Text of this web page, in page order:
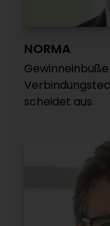
NORMA
scheidet aus